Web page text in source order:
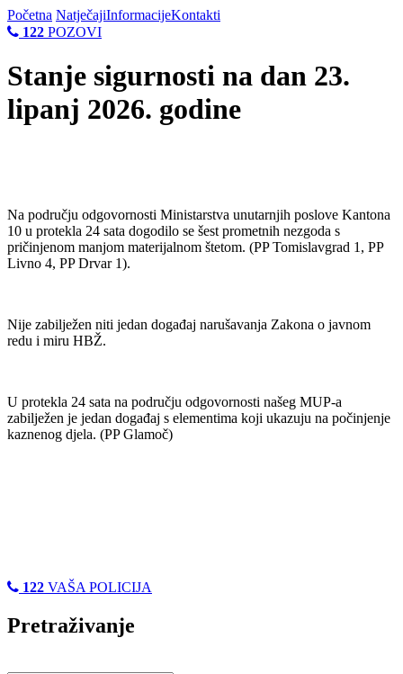
Početna NatječajiInformacijeKontakti
122 POZOVI
Stanje sigurnosti na dan 23.
lipanj 2026. godine
Na području odgovornosti Ministarstva unutarnjih poslove Kantona
10 u protekla 24 sata dogodilo se šest prometnih nezgoda s
pričinjenom manjom materijalnom štetom. (PP Tomislavgrad 1, PP
Livno 4, PP Drvar 1).
Nije zabilježen niti jedan događaj narušavanja Zakona o javnom
redu i miru HBŽ.
U protekla 24 sata na području odgovornosti našeg MUP-a
zabilježen je jedan događaj s elementima koji ukazuju na počinjenje
kaznenog djela. (PP Glamoč)
122 VAŠA POLICIJA
Pretraživanje